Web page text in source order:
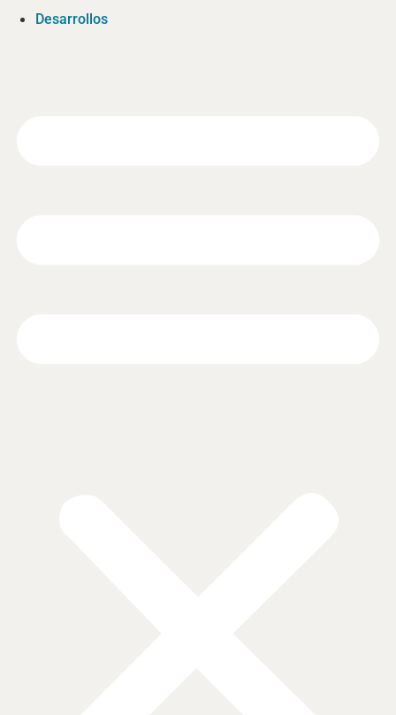
Desarrollos